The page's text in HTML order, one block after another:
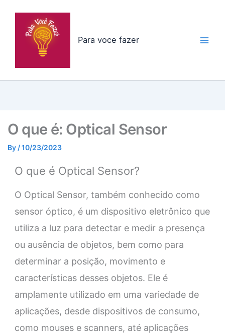
Para voce fazer
O que é: Optical Sensor
By /10/23/2023
O que é Optical Sensor?
O Optical Sensor, também conhecido como
sensor óptico, é um dispositivo eletrônico que
utiliza a luz para detectar e medir a presença
ou ausência de objetos, bem como para
determinar a posição, movimento e
características desses objetos. Ele é
amplamente utilizado em uma variedade de
aplicações, desde dispositivos de consumo,
como mouses e scanners, até aplicações